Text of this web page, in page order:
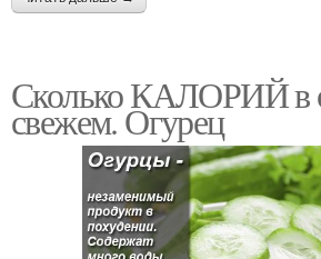
Сколько КАЛОРИЙ в
свежем. Огурец